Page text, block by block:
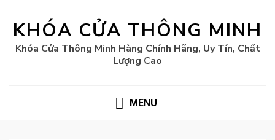
KHÓA CỬA THÔNG MINH
Khóa Cửa Thông Minh Hàng Chính Hãng, Uy Tín, Chất
Lượng Cao
MENU